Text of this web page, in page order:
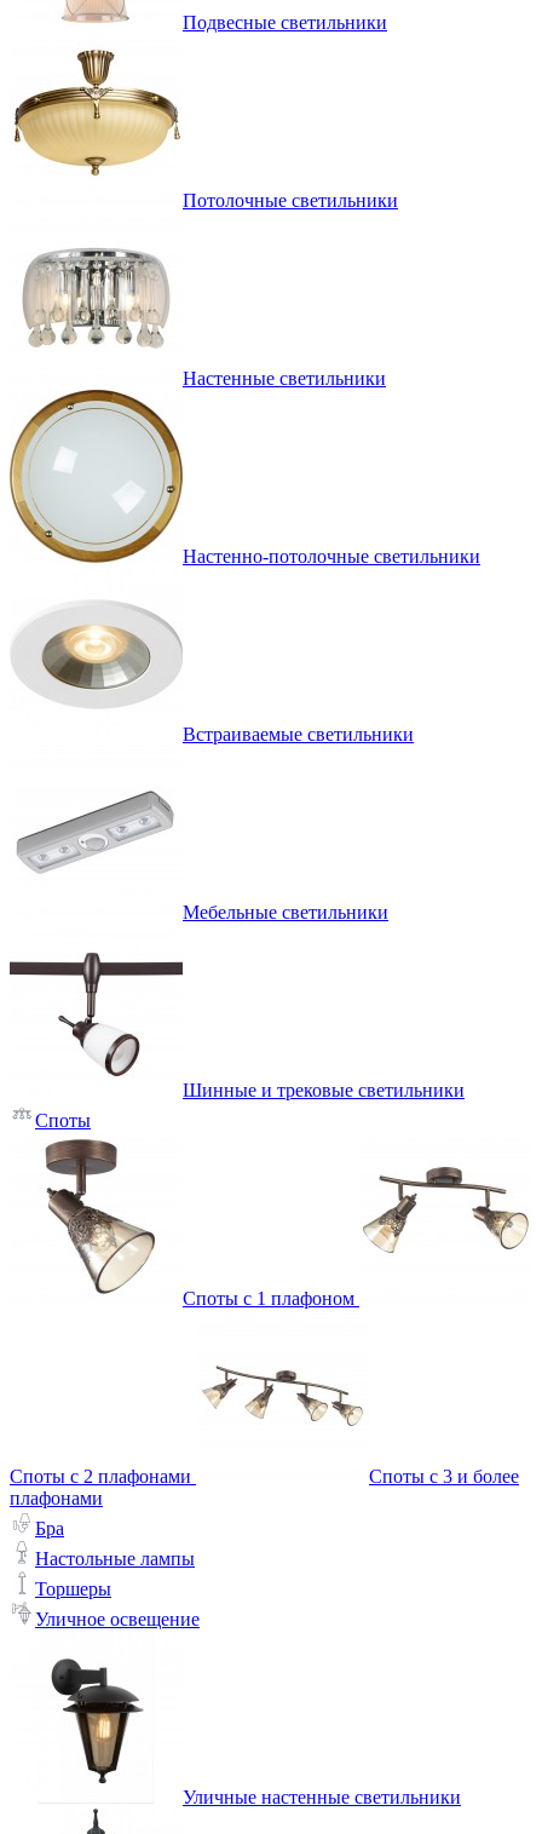
Подвесные светильники
Потолочные светильники
Настенные светильники
Настенно-потолочные светильники
Встраиваемые светильники
Мебельные светильники
Шинные и трековые светильники
Споты
Споты с 1 плафоном
Споты с 2 плафонами
Споты с 3 и более
плафонами
Бра
Настольные лампы
Торшеры
Уличное освещение
Уличные настенные светильники